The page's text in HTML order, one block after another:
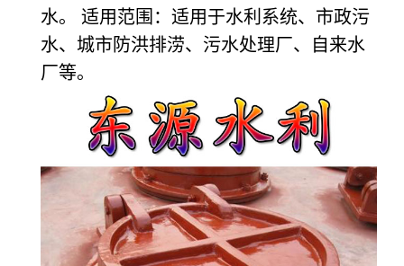
水。 适用范围：适用于水利系统、市政污
水、城市防洪排涝、污水处理厂、自来水
厂等。